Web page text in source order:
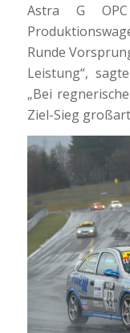
Astra G
Runde
Leistung“,
„Bei
Ziel-Sieg